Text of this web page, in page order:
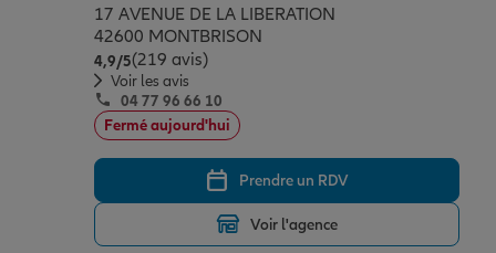
17 AVENUE DE LA LIBERATION
42600 MONTBRISON
4,9/5Note de 4.9 sur 5
(219 avis)
Voir les avis
04 77 96 66 10
Fermé aujourd'hui
Prendre un RDV
Voir l'agence